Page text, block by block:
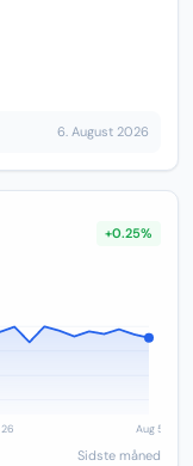
6. August 2026
+0.25%
Sidste måned